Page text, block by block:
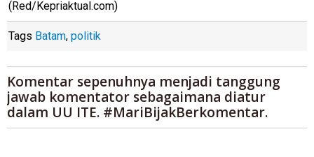
(Red/Kepriaktual.com)
Tags Batam, politik
Komentar sepenuhnya menjadi tanggung
jawab komentator sebagaimana diatur
dalam UU ITE. #MariBijakBerkomentar.